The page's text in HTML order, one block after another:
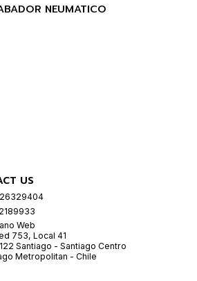
NEUMATICO
US
Web
753, Local 41
Santiago - Santiago Centro
Metropolitan - Chile